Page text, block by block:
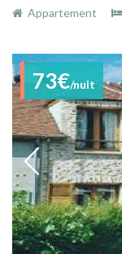
Appartement
73€/nuit